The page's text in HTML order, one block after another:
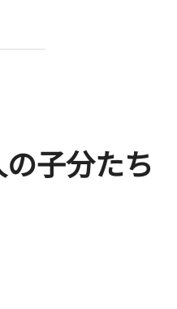
子分たち